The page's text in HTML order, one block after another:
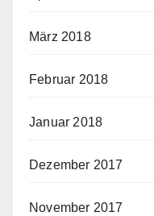
März 2018
Februar 2018
Januar 2018
Dezember 2017
November 2017